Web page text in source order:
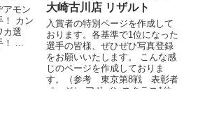
アモン
！ カン
カ選
...
大崎古川店 リザルト
入賞者の特別ページを作成して
おります。各基準で1位になった
選手の皆様、ぜひぜひ写真登録
をお願いいたします。 こんな感
じのページを作成しておりま
す。（参考 東京第8戦 表彰者
ページ） アドバンスクラス1位、